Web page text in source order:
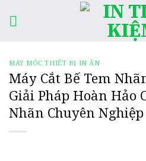
MÁY MÓC THIẾT BỊ IN ẤN
Máy Cắt Bế Tem
Giải Pháp Hoàn Hảo
Nhãn Chuyên Nghiệp
rocket